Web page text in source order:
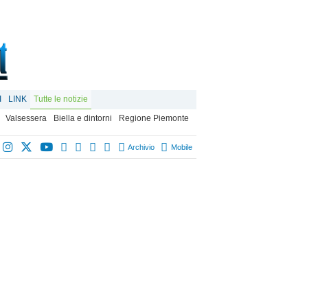
LINK
Tutte le notizie
Valsessera Biella e dintorni Regione Piemonte
Archivio Mobile